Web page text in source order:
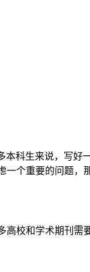
科生来说，写好
个重要的问题，
校和学术期刊